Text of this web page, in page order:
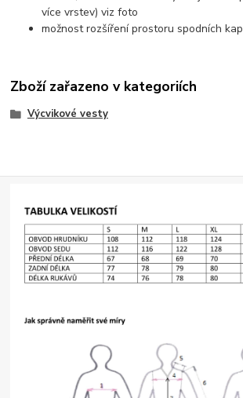
více vrstev) viz foto
možnost rozšíření prostoru spodních
Zboží zařazeno v kategoriích
Výcvikové vesty